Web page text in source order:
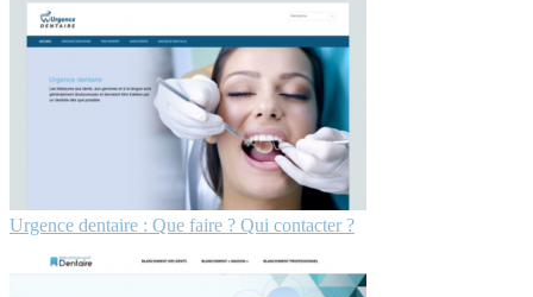
Urgence dentaire : Que faire ? Qui contacter ?